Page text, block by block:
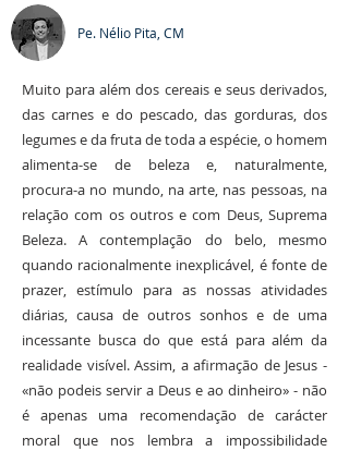
Pe. Nélio Pita, CM
Muito para além dos cereais e seus derivados,
das carnes e do pescado, das gorduras, dos
legumes e da fruta de toda a espécie, o homem
alimenta-se de beleza e, naturalmente,
procura-a no mundo, na arte, nas pessoas, na
relação com os outros e com Deus, Suprema
Beleza. A contemplação do belo, mesmo
quando racionalmente inexplicável, é fonte de
prazer, estímulo para as nossas atividades
diárias, causa de outros sonhos e de uma
incessante busca do que está para além da
realidade visível. Assim, a afirmação de Jesus -
«não podeis servir a Deus e ao dinheiro» - não
é apenas uma recomendação de carácter
moral que nos lembra a impossibilidade